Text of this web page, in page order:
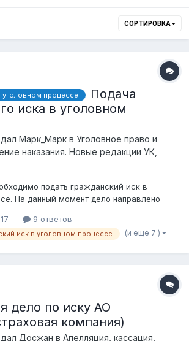
СОРТИРОВКА
уголовном процессе
Подача
иска в уголовном
Марк_Марк в Уголовное право и
наказания. Новые редакции УК,
подать гражданский иск в
На данный момент дело направлено
момента начала досудебного
судебного следствия...>" Стало
9 ответов
иск в уголовном процессе (и еще 7 )
дело по иску АО
компания)
Досжан в Апелляция, кассация,